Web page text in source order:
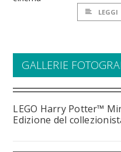
LEGGI
GALLERIE
LEGO Harry Potter™
Edizione del